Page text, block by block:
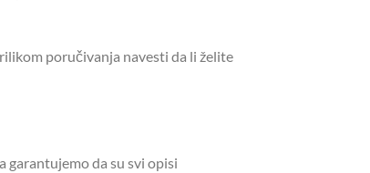
poručivanja navesti da li želite
garantujemo da su svi opisi